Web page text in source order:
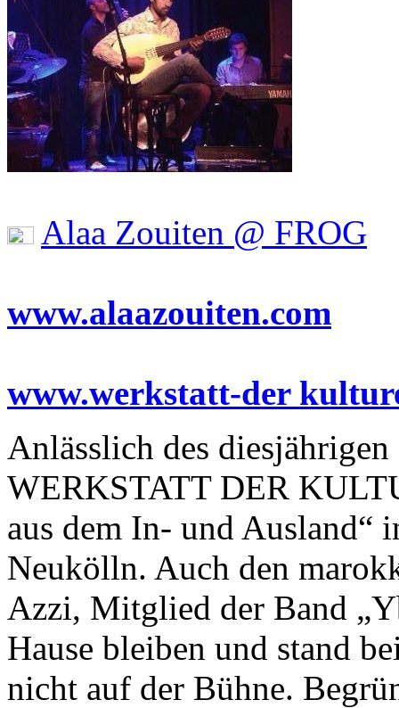
Alaa Zouiten @ FROG
www.alaazouiten.com
www.werkstatt-der
Anlässlich des
WERKSTATT DER
aus dem In- und Ausland“
Neukölln. Auch den
Azzi, Mitglied der Band
Hause bleiben und stand
nicht auf der Bühne.